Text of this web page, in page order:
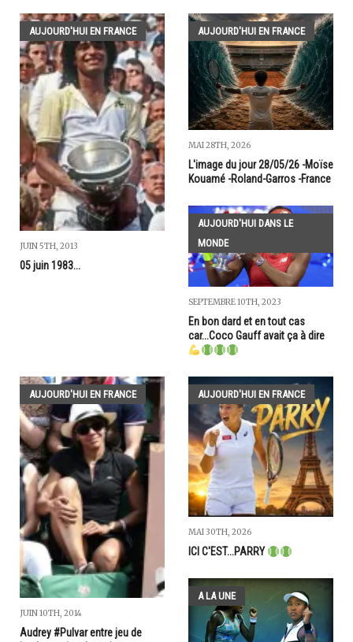
AUJOURD'HUI EN FRANCE
JUIN 5TH, 2013
05 juin 1983...
AUJOURD'HUI EN FRANCE
MAI 28TH, 2026
L'image du jour 28/05/26 -Moïse
Kouamé -Roland-Garros -France
AUJOURD'HUI DANS LE
MONDE
SEPTEMBRE 10TH, 2023
En bon dard et en tout cas
car...Coco Gauff avait ça à dire
AUJOURD'HUI EN FRANCE
JUIN 10TH, 2014
Audrey #Pulvar entre jeu de
AUJOURD'HUI EN FRANCE
MAI 30TH, 2026
ICI C'EST...PARRY
A LA UNE